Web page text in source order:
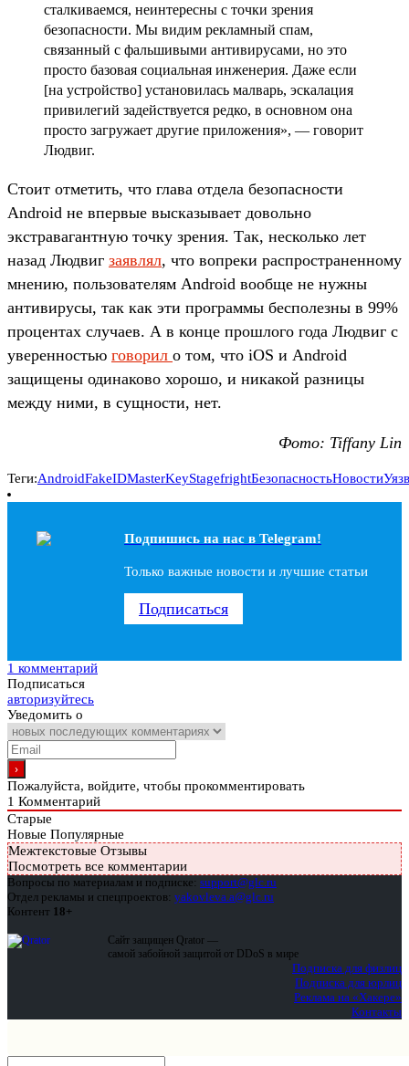
сталкиваемся, неинтересны с точки зрения
безопасности. Мы видим рекламный спам,
связанный с фальшивыми антивирусами, но это
просто базовая социальная инженерия. Даже если
[на устройство] установилась малварь, эскалация
привилегий задействуется редко, в основном она
просто загружает другие приложения», — говорит
Людвиг.
Стоит отметить, что глава отдела безопасности
Android не впервые высказывает довольно
экстравагантную точку зрения. Так, несколько лет
назад Людвиг заявлял, что вопреки распространенному
мнению, пользователям Android вообще не нужны
антивирусы, так как эти программы бесполезны в 99%
процентах случаев. А в конце прошлого года Людвиг с
уверенностью говорил о том, что iOS и Android
защищены одинаково хорошо, и никакой разницы
между ними, в сущности, нет.
Фото: Tiffany Lin
Теги:AndroidFakeIDMasterKeyStagefrightБезопасностьНовости
Подпишись на наc в Telegram!
Только важные новости и лучшие статьи
Подписаться
1 комментарий
Подписаться
авторизуйтесь
Уведомить о
Пожалуйста, войдите, чтобы прокомментировать
1 Комментарий
Старые
Новые Популярные
Межтекстовые Отзывы
Посмотреть все комментарии
Вопросы по материалам и подписке: support@glc.ru
Отдел рекламы и спецпроектов: yakovleva.a@glc.ru
Контент 18+
Сайт защищен Qrator —
самой забойной защитой от DDoS в мире
Подписка для физлиц
Подписка для юрлиц
Реклама на «Хакере»
Контакты